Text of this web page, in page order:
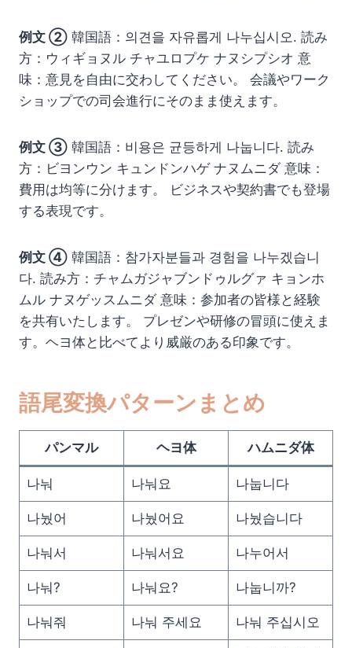
例文 ② 韓国語：의견을 자유롭게 나누십시오. 読み
方：ウィギョヌル チャユロプケ ナヌシプシオ 意
味：意見を自由に交わしてください。 会議やワーク
ショップでの司会進行にそのまま使えます。
例文 ③ 韓国語：비용은 균등하게 나눕니다. 読み
方：ビヨンウン キュンドンハゲ ナヌムニダ 意味：
費用は均等に分けます。 ビジネスや契約書でも登場
する表現です。
例文 ④ 韓国語：참가자분들과 경험을 나누겠습니
다. 読み方：チャムガジャブンドゥルグァ キョンホ
ムル ナヌゲッスムニダ 意味：参加者の皆様と経験
を共有いたします。 プレゼンや研修の冒頭に使えま
す。ヘヨ体と比べてより威厳のある印象です。
語尾変換パターンまとめ
パンマル ヘヨ体 ハムニダ体
나눠 나눠요 나눕니다
나눴어 나눴어요 나눴습니다
나눠서 나눠서요 나누어서
나눠? 나눠요? 나눕니까?
나눠줘 나눠 주세요 나눠 주십시오